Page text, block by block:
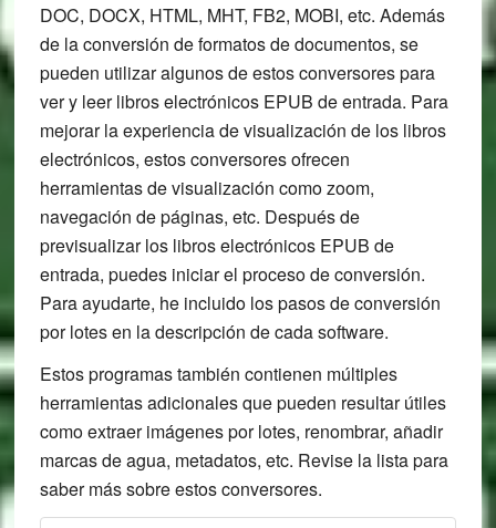
DOC, DOCX, HTML, MHT, FB2, MOBI, etc. Además
de la conversión de formatos de documentos, se
pueden utilizar algunos de estos conversores para
ver y leer libros electrónicos EPUB de entrada. Para
mejorar la experiencia de visualización de los libros
electrónicos, estos conversores ofrecen
herramientas de visualización como zoom,
navegación de páginas, etc. Después de
previsualizar los libros electrónicos EPUB de
entrada, puedes iniciar el proceso de conversión.
Para ayudarte, he incluido los pasos de conversión
por lotes en la descripción de cada software.
Estos programas también contienen múltiples
herramientas adicionales que pueden resultar útiles
como extraer imágenes por lotes, renombrar, añadir
marcas de agua, metadatos, etc. Revise la lista para
saber más sobre estos conversores.